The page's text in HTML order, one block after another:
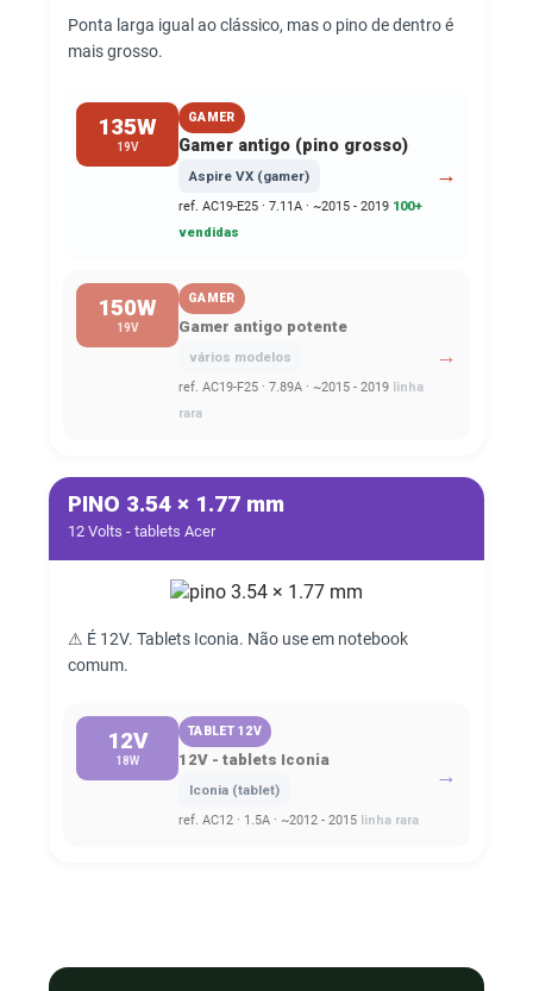
Ponta larga igual ao clássico, mas o pino de dentro é
mais grosso.
135W
19V
GAMER
Gamer antigo (pino grosso)
Aspire VX (gamer)
ref. AC19-E25 · 7.11A · ~2015 - 2019 100+
vendidas
→
150W
19V
GAMER
Gamer antigo potente
vários modelos
ref. AC19-F25 · 7.89A · ~2015 - 2019 linha
rara
→
PINO 3.54 × 1.77 mm
12 Volts - tablets Acer
⚠ É 12V. Tablets Iconia. Não use em notebook
comum.
12V
18W
TABLET 12V
12V - tablets Iconia
Iconia (tablet)
ref. AC12 · 1.5A · ~2012 - 2015 linha rara
→